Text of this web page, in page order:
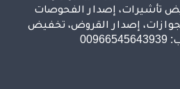
تأشيرات، إصدار الفحوصات
إصدار القروض، تخفيض